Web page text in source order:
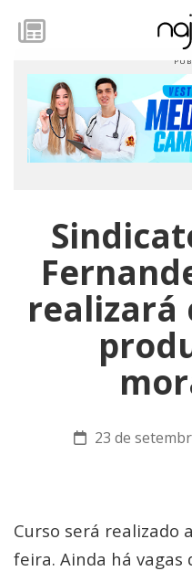
realizará
23 de
Curso será realizado
feira. Ainda há vagas